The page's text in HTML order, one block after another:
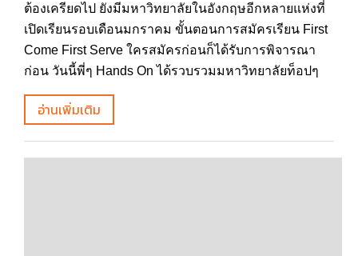
ต้องเครียดไป ยังมีมหาวิทยาลัยในอังกฤษอีกหลายแห่งที่
เปิดเรียนรอบเดือนมกราคม ขั้นตอนการสมัครเรียน First
Come First Serve ใครสมัครก่อนก็ได้รับการพิจารณา
ก่อน วันนี้พี่ๆ Hands On ได้รวบรวมมหาวิทยาลัยท็อปๆ
อ่านเพิ่มเติม